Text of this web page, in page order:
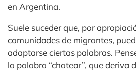
en Argentina.
Suele suceder que, por
comunidades de migrantes,
adaptarse ciertas palabras.
la palabra “chatear”, que deriva